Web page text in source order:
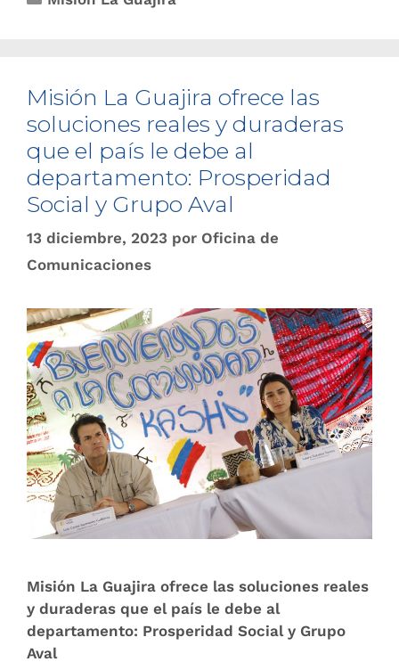
Misión La Guajira ofrece las
soluciones reales y duraderas
que el país le debe al
departamento: Prosperidad
Social y Grupo Aval
13 diciembre, 2023 por Oficina de
Comunicaciones
Misión La Guajira ofrece las soluciones reales
y duraderas que el país le debe al
departamento: Prosperidad Social y Grupo
Aval